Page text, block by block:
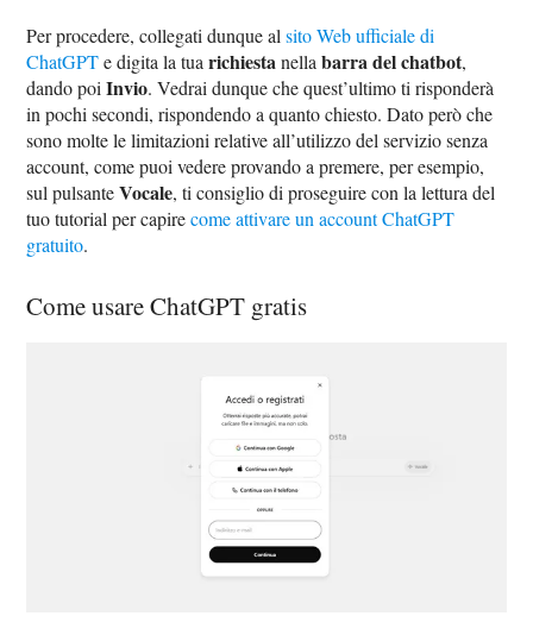
Per procedere, collegati dunque alsito Web ufficiale di
ChatGPTe digita la tuarichiestanellabarra del chatbot,
dando poiInvio. Vedrai dunque che quest’ultimo ti risponderà
in pochi secondi, rispondendo a quanto chiesto. Dato però che
sono molte le limitazioni relative all’utilizzo del servizio senza
account, come puoi vedere provando a premere, per esempio,
sul pulsanteVocale, ti consiglio di proseguire con la lettura del
tuo tutorial per capirecome attivare un account ChatGPT
gratuito.
Come usare ChatGPT gratis